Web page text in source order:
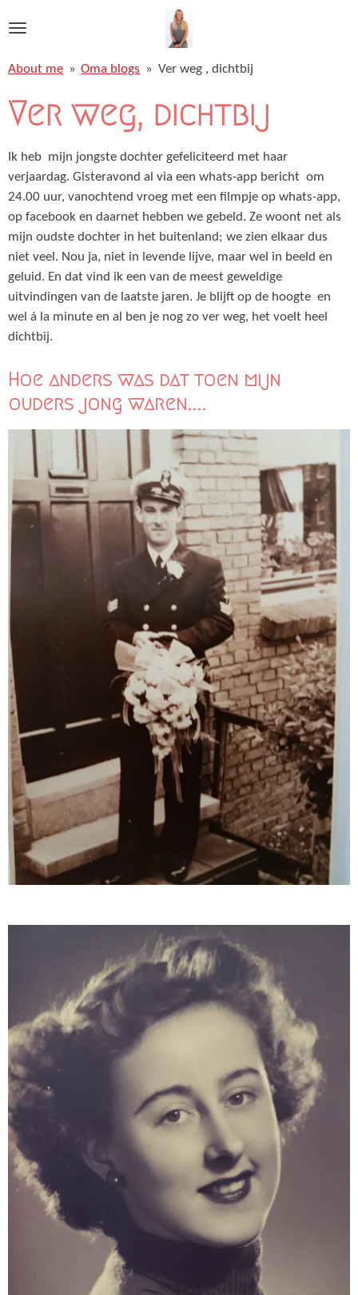
direct
de
hoofdinhoud
About me » Oma blogs » Ver weg , dichtbij
Ver weg, dichtbij
Ik heb mijn jongste dochter gefeliciteerd met haar
verjaardag. Gisteravond al via een whats-app bericht om
24.00 uur, vanochtend vroeg met een filmpje op whats-app,
op facebook en daarnet hebben we gebeld. Ze woont net als
mijn oudste dochter in het buitenland; we zien elkaar dus
niet veel. Nou ja, niet in levende lijve, maar wel in beeld en
geluid. En dat vind ik een van de meest geweldige
uitvindingen van de laatste jaren. Je blijft op de hoogte en
wel á la minute en al ben je nog zo ver weg, het voelt heel
dichtbij.
Hoe anders was dat toen mijn
ouders jong waren....